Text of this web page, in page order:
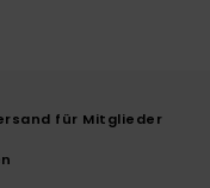
für Mitglieder